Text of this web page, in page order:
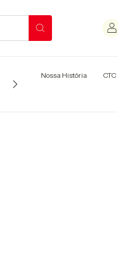
Nossa História